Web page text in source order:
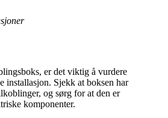
er det viktig å vurdere
installasjon. Sjekk at boksen har
og sørg for at den er
komponenter.